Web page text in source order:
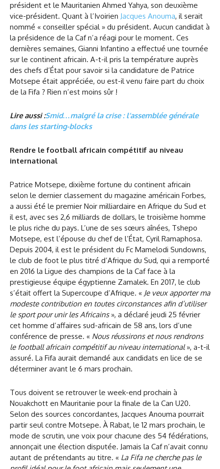
président et le Mauritanien Ahmed Yahya, son deuxième
vice-président. Quant à l’Ivoirien Jacques Anouma, il serait
nommé « conseiller spécial » du président. Aucun candidat à
la présidence de la Caf n’a réagi pour le moment. Ces
dernières semaines, Gianni Infantino a effectué une tournée
sur le continent africain. A-t-il pris la température auprès
des chefs d’État pour savoir si la candidature de Patrice
Motsepe était appréciée, ou est-il venu faire part du choix
de la Fifa ? Rien n’est moins sûr !
Lire aussi :Smid…malgré la crise : l’assemblée générale
dans les starting-blocks
Rendre le football africain compétitif au niveau
international
Patrice Motsepe, dixième fortune du continent africain
selon le dernier classement du magazine américain Forbes,
a aussi été le premier Noir milliardaire en Afrique du Sud et
il est, avec ses 2,6 milliards de dollars, le troisième homme
le plus riche du pays. L’une de ses sœurs aînées, Tshepo
Motsepe, est l’épouse du chef de l’État, Cyril Ramaphosa.
Depuis 2004, il est le président du Fc Mamelodi Sundowns,
le club de foot le plus titré d’Afrique du Sud, qui a remporté
en 2016 la Ligue des champions de la Caf face à la
prestigieuse équipe égyptienne Zamalek. En 2017, le club
s’était offert la Supercoupe d’Afrique. « Je veux apporter ma
modeste contribution en toutes circonstances afin d’utiliser
le sport pour unir les Africains», a déclaré jeudi 25 février
cet homme d’affaires sud-africain de 58 ans, lors d’une
conférence de presse. « Nous réussirons et nous rendrons
le football africain compétitif au niveau international», a-t-il
assuré. La Fifa aurait demandé aux candidats en lice de se
déterminer avant le 6 mars prochain.
Tous doivent se retrouver le week-end prochain à
Nouakchott en Mauritanie pour la finale de la Can U20.
Selon des sources concordantes, Jacques Anouma pourrait
partir seul contre Motsepe. À Rabat, le 12 mars prochain, le
mode de scrutin, une voix pour chacune des 54 fédérations,
annonçait une élection disputée. Jamais la Caf n’avait connu
autant de prétendants au titre. « La Fifa ne cherche pas le